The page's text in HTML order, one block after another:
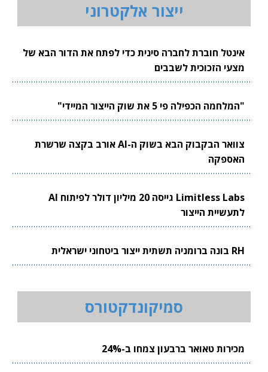
ייצור אלקטרוני
אינטל חוברת לחברה סינית כדי לפתח את הדור הבא של
מצעי הזכוכית לשבבים
"המלחמה הכפילה פי 5 את שוק הייצור המיידי"
צוואר הבקבוק הבא בשוק ה-AI אורב בקצה שרשרת
האספקה
Limitless Labs גייסה 20 מיליון דולר לפיתוח AI
לתעשיית הייצור
RH בונה ברומניה תשתית ייצור ביטחוני ישראלית
סמיקונדקטורס
מכירות טאואר ברבעון צמחו ב-24%